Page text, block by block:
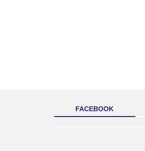
FACEBOOK